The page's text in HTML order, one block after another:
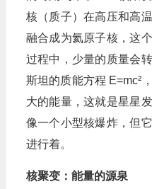
核（质子）在高压和高
融合成为氦原子核，这
过程中，少量的质量会
斯坦的质能方程 E=mc²
大的能量，这就是星星
像一个小型核爆炸，但
进行着。
核聚变：能量的源泉